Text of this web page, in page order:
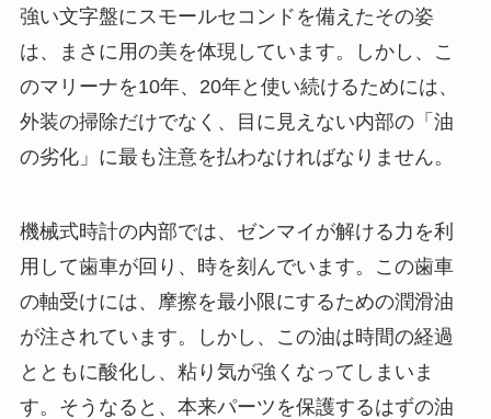
強い文字盤にスモールセコンドを備えたその姿
は、まさに用の美を体現しています。しかし、こ
のマリーナを10年、20年と使い続けるためには、
外装の掃除だけでなく、目に見えない内部の「油
の劣化」に最も注意を払わなければなりません。
機械式時計の内部では、ゼンマイが解ける力を利
用して歯車が回り、時を刻んでいます。この歯車
の軸受けには、摩擦を最小限にするための潤滑油
が注されています。しかし、この油は時間の経過
とともに酸化し、粘り気が強くなってしまいま
す。そうなると、本来パーツを保護するはずの油